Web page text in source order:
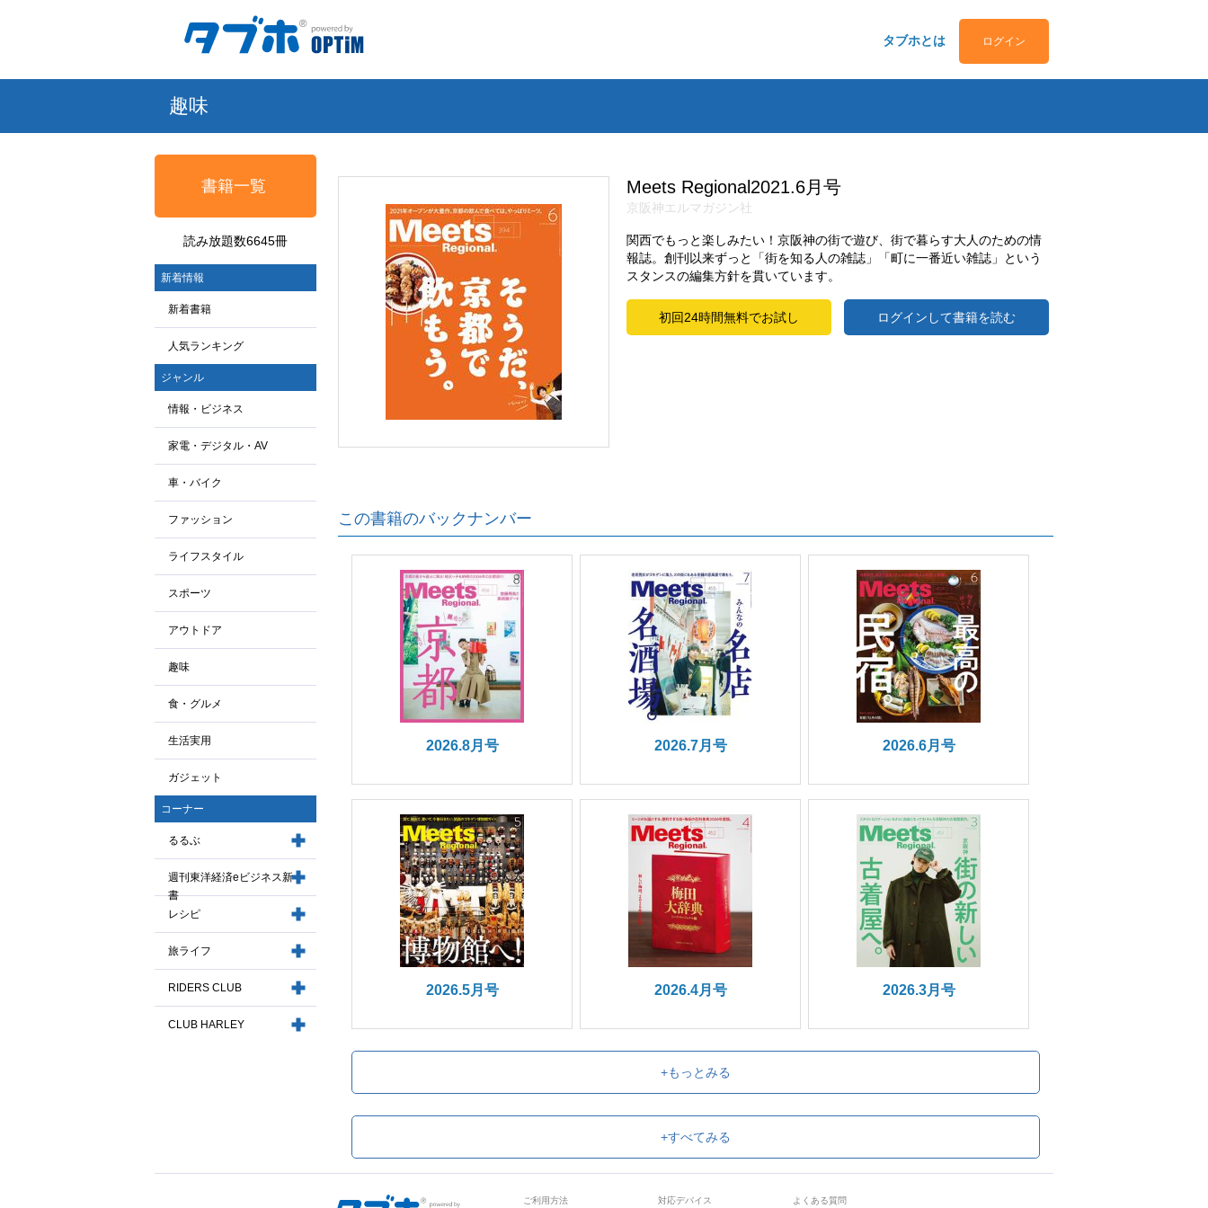
タブホとは ログイン
趣味
書籍一覧
読み放題数6645冊
新着情報
新着書籍
人気ランキング
ジャンル
情報・ビジネス
家電・デジタル・AV
車・バイク
ファッション
ライフスタイル
スポーツ
アウトドア
趣味
食・グルメ
生活実用
ガジェット
コーナー
るるぶ
週刊東洋経済eビジネス新
書
レシピ
旅ライフ
RIDERS CLUB
CLUB HARLEY
Meets Regional2021.6月号
京阪神エルマガジン社
関西でもっと楽しみたい！京阪神の街で遊び、街で暮らす大人のための情
報誌。創刊以来ずっと「街を知る人の雑誌」「町に一番近い雑誌」という
スタンスの編集方針を貫いています。
初回24時間無料でお試し ログインして書籍を読む
この書籍のバックナンバー
2026.8月号 2026.7月号 2026.6月号
2026.5月号 2026.4月号 2026.3月号
+もっとみる
+すべてみる
ご利用方法 対応デバイス よくある質問